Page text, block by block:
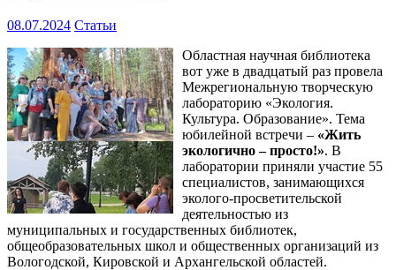
08.07.2024 Статьи
Областная научная библиотека
вот уже в двадцатый раз провела
Межрегиональную творческую
лабораторию «Экология.
Культура. Образование». Тема
юбилейной встречи – «Жить
экологично – просто!». В
лаборатории приняли участие 55
специалистов, занимающихся
эколого-просветительской
деятельностью из
муниципальных и государственных библиотек,
общеобразовательных школ и общественных организаций из
Вологодской, Кировской и Архангельской областей.